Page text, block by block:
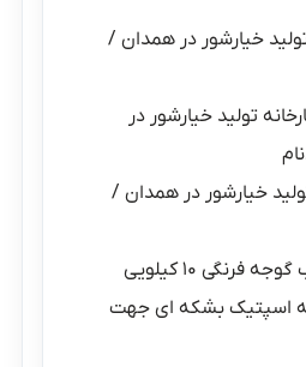
تولید خیارشور در همدان /
تولید خیارشور در
خیارشور در همدان /
فرنگی ۱۰ کیلویی
اسپتیک بشکه ای جهت